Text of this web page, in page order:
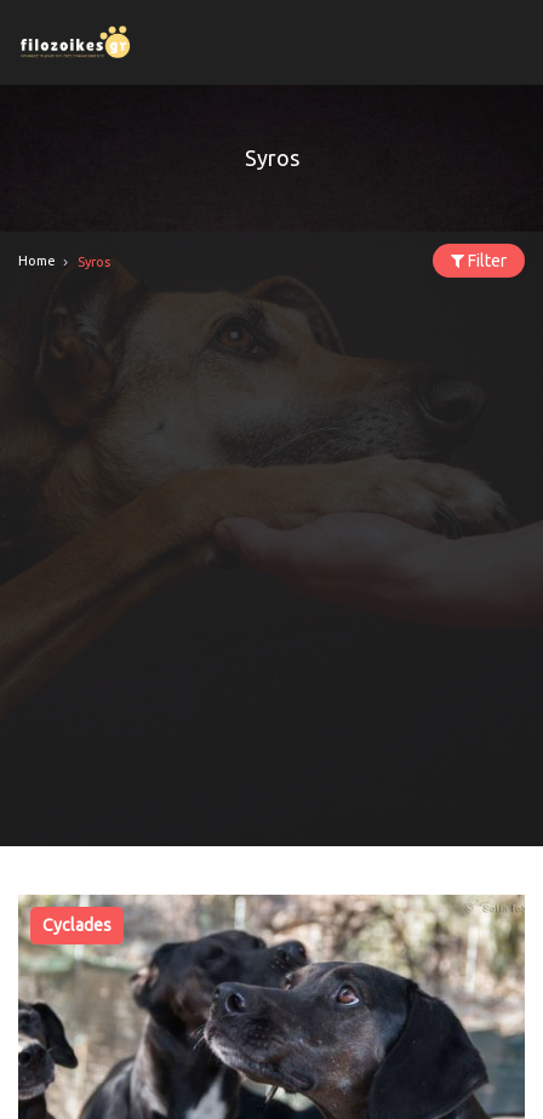
Syros
Home Syros Filter
Cyclades